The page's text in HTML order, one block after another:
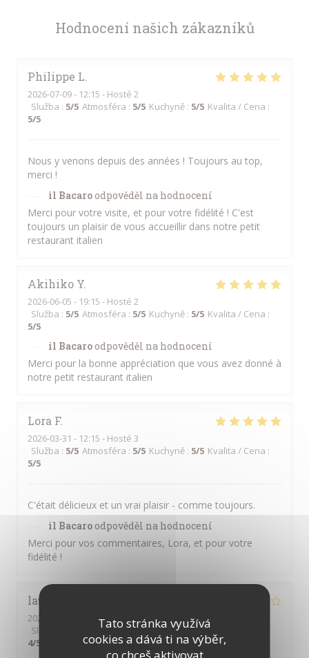
Tato stránka využívá
cookies a dává ti na výběr,
co chceš aktivovat
Hodnocení našich zákazníků
Philippe L
2026-07-09- 12:15 - Hosté 2
Služba : 5/5 Atmosféra : 5/5 Kuchyně : 5/5 Kvalita / Cena :
5/5
Nous y venons depuis des années ! Toujours au top,
merci !
il Bacaroodpověděl na hodnocení
Merci pour votre visite, et pour votre fidélité ! C'est
toujours un plaisir de vous accueillir dans notre petit
restaurant italien
Akihiko Y
2026-06-05 - 19:15 - Hosté 2
Služba : 5/5 Atmosféra : 5/5 Kuchyně : 5/5 Kvalita / Cena :
5/5
il Bacaroodpověděl na hodnocení
Merci pour la bonne appréciation que vous avez donné à
notre petit restaurant italien
Lora F
2026-03-31 - 12:15 - Hosté 3
Služba : 5/5 Atmosféra : 5/5 Kuchyně : 5/5 Kvalita / Cena :
5/5
C'était délicieux et un vrai plaisir - comme toujours.
il Bacaroodpověděl na hodnocení
Merci pour vos commentaires, Lora, et pour votre
fidélité !
laurence
2026-03-13
- 21:00 - Hosté 2
Služba
Atmosféra :3/5 Kuchyně: 4/5 Kvalita / Cena
4/5